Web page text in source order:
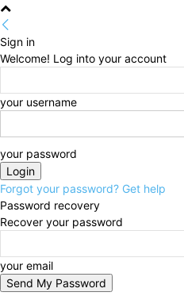
Sign in
Welcome! Log into your account
your username
your password
Forgot your password? Get help
Password recovery
Recover your password
your email